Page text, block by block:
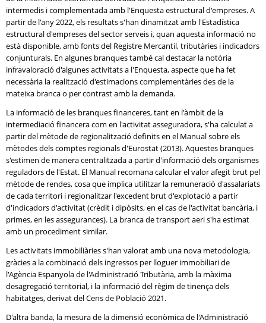
intermedis i complementada amb l'Enquesta estructural d'empreses. A
partir de l'any 2022, els resultats s'han dinamitzat amb l'Estadística
estructural d'empreses del sector serveis i, quan aquesta informació no
està disponible, amb fonts del Registre Mercantil, tributàries i indicadors
conjunturals. En algunes branques també cal destacar la notòria
infravaloració d'algunes activitats a l'Enquesta, aspecte que ha fet
necessària la realització d'estimacions complementàries des de la
mateixa branca o per contrast amb la demanda.
La informació de les branques financeres, tant en l'àmbit de la
intermediació financera com en l'activitat asseguradora, s'ha calculat a
partir del mètode de regionalització definits en el Manual sobre els
mètodes dels comptes regionals d'Eurostat (2013). Aquestes branques
s'estimen de manera centralitzada a partir d'informació dels organismes
reguladors de l'Estat. El Manual recomana calcular el valor afegit brut pel
mètode de rendes, cosa que implica utilitzar la remuneració d'assalariats
de cada territori i regionalitzar l'excedent brut d'explotació a partir
d'indicadors d'activitat (crèdit i dipòsits, en el cas de l'activitat bancària, i
primes, en les assegurances). La branca de transport aeri s'ha estimat
amb un procediment similar.
Les activitats immobiliàries s'han valorat amb una nova metodologia,
gràcies a la combinació dels ingressos per lloguer immobiliari de
l'Agència Espanyola de l'Administració Tributària, amb la màxima
desagregació territorial, i la informació del règim de tinença dels
habitatges, derivat del Cens de Població 2021.
D'altra banda, la mesura de la dimensió econòmica de l'Administració